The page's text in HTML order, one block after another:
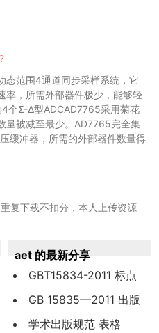
态范围4通道同步采样系统，它
率，所需外部器件极少，能够轻
4个Σ-Δ型ADCAD7765采用菊花
量被减至最少。AD7765完全集
缓冲器，所需的外部器件数量得
复下载不扣分，本人上传资源
aet 的最新分享
GBT15834-2011 标点
符号用法
GB 15835—2011 出版
物上数字用法
学术出版规范 表格